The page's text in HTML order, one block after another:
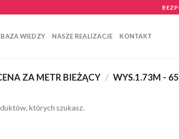
BAZA WIEDZY NASZE REALIZACJE KONTAKT
ZA METR BIEŻĄCY / WYS.1.73M -
których szukasz.